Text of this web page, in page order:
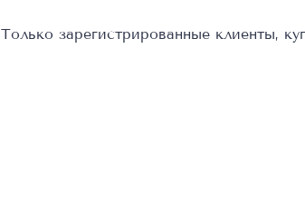
Только зарегистрированные клиенты,